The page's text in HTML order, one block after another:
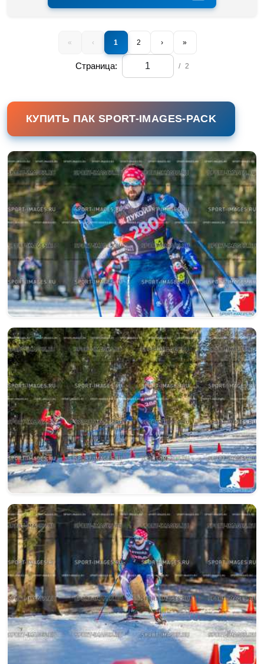
« ‹ 1 2 › »
Страница: / 2
КУПИТЬ ПАК SPORT-IMAGES-PACK